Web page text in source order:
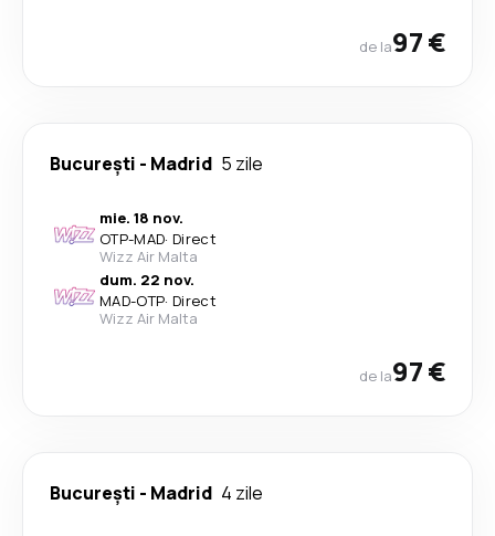
de la97 €
București - Madrid 5 zile
mie. 18 nov.
OTP-MAD· Direct
Wizz Air Malta
dum. 22 nov.
MAD-OTP· Direct
Wizz Air Malta
de la97 €
București - Madrid 4 zile